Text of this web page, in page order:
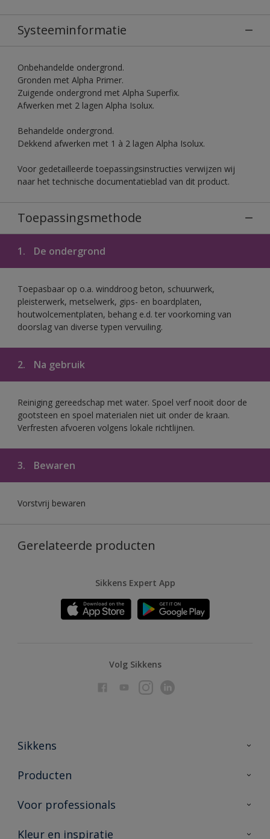
Systeeminformatie
Onbehandelde ondergrond.
Gronden met Alpha Primer.
Zuigende ondergrond met Alpha Superfix.
Afwerken met 2 lagen Alpha Isolux.
Behandelde ondergrond.
Dekkend afwerken met 1 à 2 lagen Alpha Isolux.
Voor gedetailleerde toepassingsinstructies verwijzen wij
naar het technische documentatieblad van dit product.
Toepassingsmethode
1. De ondergrond
Toepasbaar op o.a. winddroog beton, schuurwerk,
pleisterwerk, metselwerk, gips- en boardplaten,
houtwolcementplaten, behang e.d. ter voorkoming van
doorslag van diverse typen vervuiling.
2. Na gebruik
Reiniging gereedschap met water. Spoel verf nooit door de
gootsteen en spoel materialen niet uit onder de kraan.
Verfresten afvoeren volgens lokale richtlijnen.
3. Bewaren
Vorstvrij bewaren
Gerelateerde producten
Sikkens Expert App
Volg Sikkens
Sikkens
Over Sikkens
Duurzaamheid
Producten
Producten voor binnen
Vind je verkooppunt
Voor professionals
Advies & service
Kleur en inspiratie